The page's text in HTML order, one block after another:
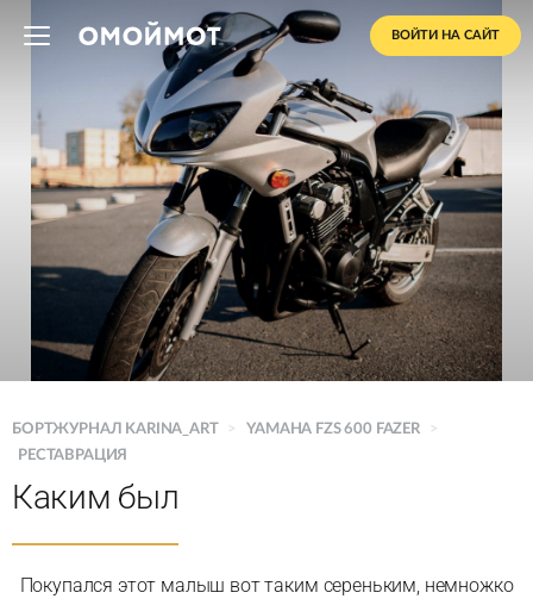
ВОЙТИ НА САЙТ
БОРТЖУРНАЛ KARINA_ART > YAMAHA FZS 600 FAZER
>
РЕСТАВРАЦИЯ
Каким был
Покупался этот малыш вот таким сереньким, немножко